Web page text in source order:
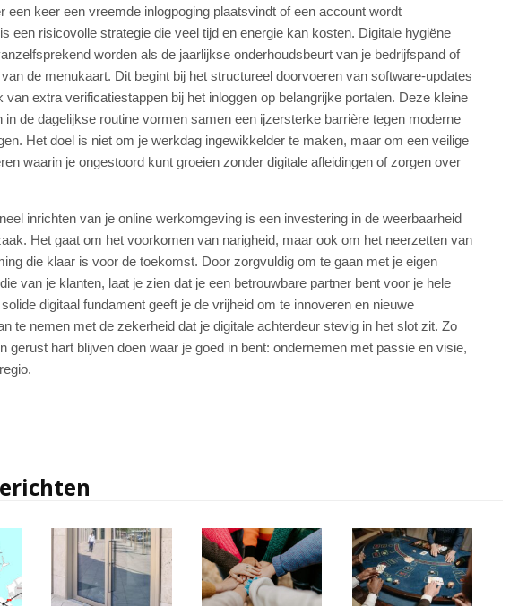
een keer een vreemde inlogpoging plaatsvindt of een account wordt
een risicovolle strategie die veel tijd en energie kan kosten. Digitale hygiëne
worden als de jaarlijkse onderhoudsbeurt van je bedrijfspand of
de menukaart. Dit begint bij het structureel doorvoeren van software-updates
van extra verificatiestappen bij het inloggen op belangrijke portalen. Deze kleine
in de dagelijkse routine vormen samen een ijzersterke barrière tegen moderne
Het doel is niet om je werkdag ingewikkelder te maken, maar om een veilige
waarin je ongestoord kunt groeien zonder digitale afleidingen of zorgen over
inrichten van je online werkomgeving is een investering in de weerbaarheid
Het gaat om het voorkomen van narigheid, maar ook om het neerzetten van
die klaar is voor de toekomst. Door zorgvuldig om te gaan met je eigen
van je klanten, laat je zien dat je een betrouwbare partner bent voor je hele
digitaal fundament geeft je de vrijheid om te innoveren en nieuwe
te nemen met de zekerheid dat je digitale achterdeur stevig in het slot zit. Zo
gerust hart blijven doen waar je goed in bent: ondernemen met passie en visie,